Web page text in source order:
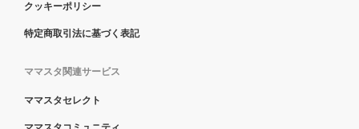
クッキーポリシー
特定商取引法に基づく表記
ママスタ関連サービス
ママスタセレクト